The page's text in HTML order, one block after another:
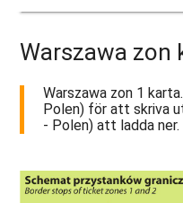
Warszawa zon
Warszawa zon 1
Polen) för att skriva
- Polen) att ladda ner.